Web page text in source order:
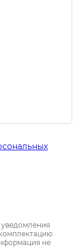
уведомления
не